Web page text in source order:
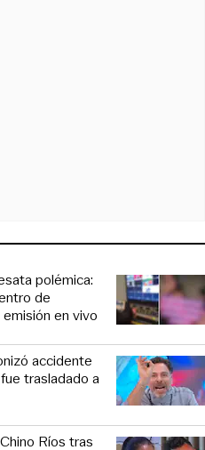
polémica:
de
en vivo
accidente
trasladado a
Ríos tras